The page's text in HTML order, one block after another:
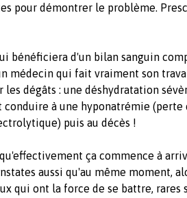
pour démontrer le problème.
bénéficiera d'un bilan sanguin
médecin qui fait vraiment son
les dégâts : une déshydratation
conduire à une hyponatrémie (perte
puis au décès !
ça commence à
aussi qu'au même moment,
qui ont la force de se battre, rares